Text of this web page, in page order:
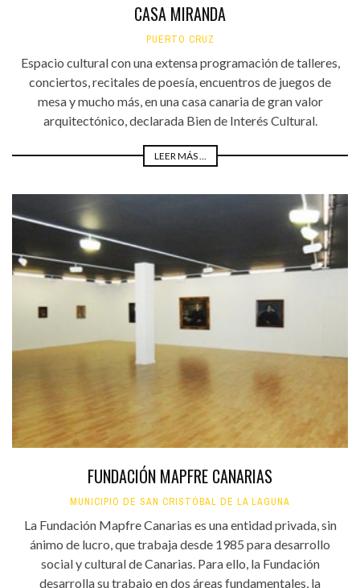
CASA MIRANDA
PUERTO CRUZ
Espacio cultural con una extensa programación de talleres,
conciertos, recitales de poesía, encuentros de juegos de
mesa y mucho más, en una casa canaria de gran valor
arquitectónico, declarada Bien de Interés Cultural.
LEER MÁS ...
FUNDACIÓN MAPFRE CANARIAS
MUNICIPIO DE SAN CRISTÓBAL DE LA LAGUNA
La Fundación Mapfre Canarias es una entidad privada, sin
ánimo de lucro, que trabaja desde 1985 para desarrollo
social y cultural de Canarias. Para ello, la Fundación
desarrolla su trabajo en dos áreas fundamentales, la